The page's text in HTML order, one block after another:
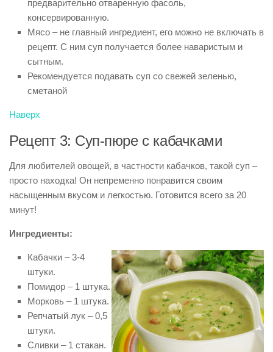
предварительно отваренную фасоль,
консервированную.
Мясо – не главный ингредиент, его можно не включать в
рецепт. С ним суп получается более наваристым и
сытным.
Рекомендуется подавать суп со свежей зеленью,
сметаной
Наверх
Рецепт 3: Суп-пюре с кабачками
Для любителей овощей, в частности кабачков, такой суп –
просто находка! Он непременно понравится своим
насыщенным вкусом и легкостью. Готовится всего за 20
минут!
Ингредиенты:
Кабачки – 3-4
штуки.
Помидор – 1 штука.
Морковь – 1 штука.
Репчатый лук – 0,5
штуки.
Сливки – 1 стакан.